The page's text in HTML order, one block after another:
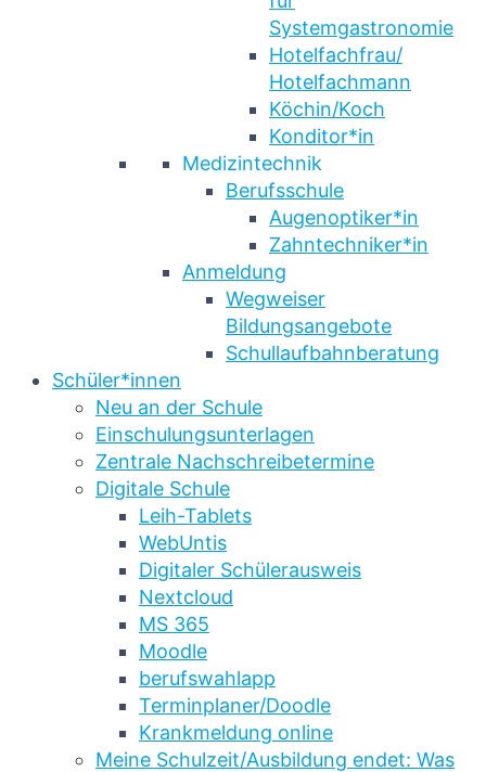
Systemgastronomie
Hotelfachfrau/
Hotelfachmann
Köchin/Koch
Konditor*in
Medizintechnik
Berufsschule
Augenoptiker*in
Zahntechniker*in
Anmeldung
Wegweiser
Bildungsangebote
Schullaufbahnberatung
Schüler*innen
Neu an der Schule
Einschulungsunterlagen
Zentrale Nachschreibetermine
Digitale Schule
Leih-Tablets
WebUntis
Digitaler Schülerausweis
Nextcloud
MS 365
Moodle
berufswahlapp
Terminplaner/Doodle
Krankmeldung online
Meine Schulzeit/Ausbildung endet: Was